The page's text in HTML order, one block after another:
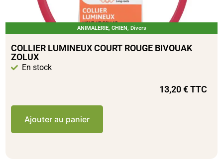
ANIMALERIE, CHIEN, Divers
COLLIER LUMINEUX COURT ROUGE BIVOUAK
ZOLUX
En stock
13,20€TTC
Ajouter au panier